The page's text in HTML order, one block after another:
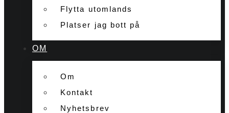
Flytta utomlands
Platser jag bott på
OM
Om
Kontakt
Nyhetsbrev